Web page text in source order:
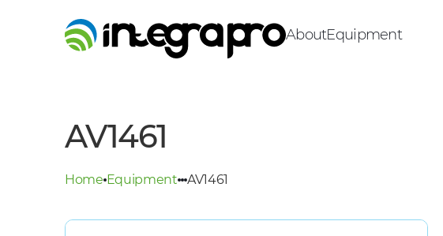
AboutEquipment
AV1461
Home Equipment AV1461